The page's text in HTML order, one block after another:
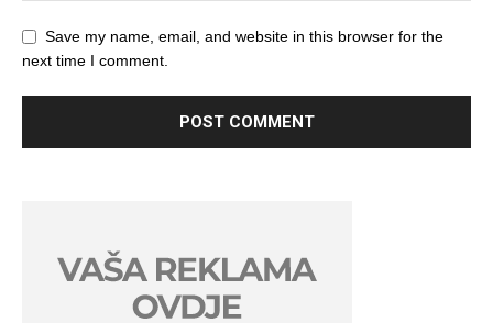
Save my name, email, and website in this browser for the
next time I comment.